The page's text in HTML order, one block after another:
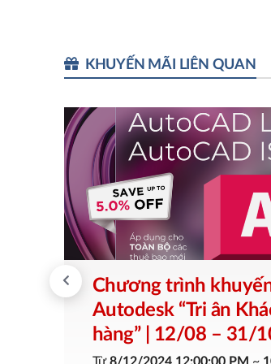
KHUYẾN MÃI LIÊN QUAN
Chương trình
Autodesk “Tri ân
hàng” | 12/08 – 31/
Từ8/12/2024 12:00:00 PM ~